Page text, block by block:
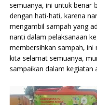
semuanya, ini untuk
dengan hati-hati, karena
mengambil sampah yang
nanti dalam pelaksanaan
membersihkan sampah, ini
kita selamat semuanya,
sampaikan dalam kegiatan